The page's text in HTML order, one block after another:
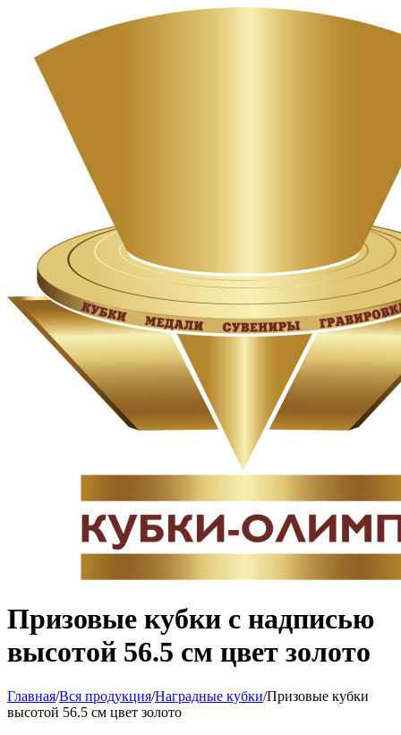
Призовые кубки с надписью
высотой 56.5 см цвет золото
Главная/Вся продукция/Наградные кубки/Призовые кубки
высотой 56.5 см цвет золото